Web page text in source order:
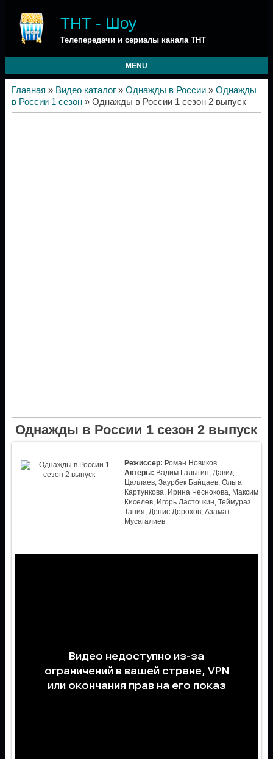
ТНТ - Шоу
Телепередачи и сериалы канала ТНТ
MENU
Главная » Видео каталог» Однажды в России» Однажды
в России 1 сезон» Однажды в России 1 сезон 2 выпуск
Однажды в России 1 сезон 2 выпуск
Режиссер: Роман Новиков
Актеры: Вадим Галыгин, Давид
Цаллаев, Заурбек Байцаев, Ольга
Картункова, Ирина Чеснокова, Максим
Киселев, Игорь Ласточкин, Теймураз
Тания, Денис Дорохов, Азамат
Мусагалиев